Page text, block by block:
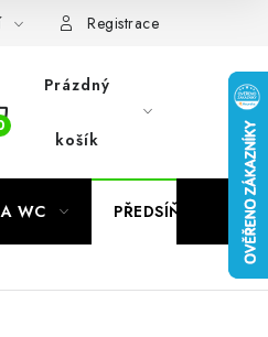
Registrace
Prázdný
košík
WC PŘEDSÍŇ